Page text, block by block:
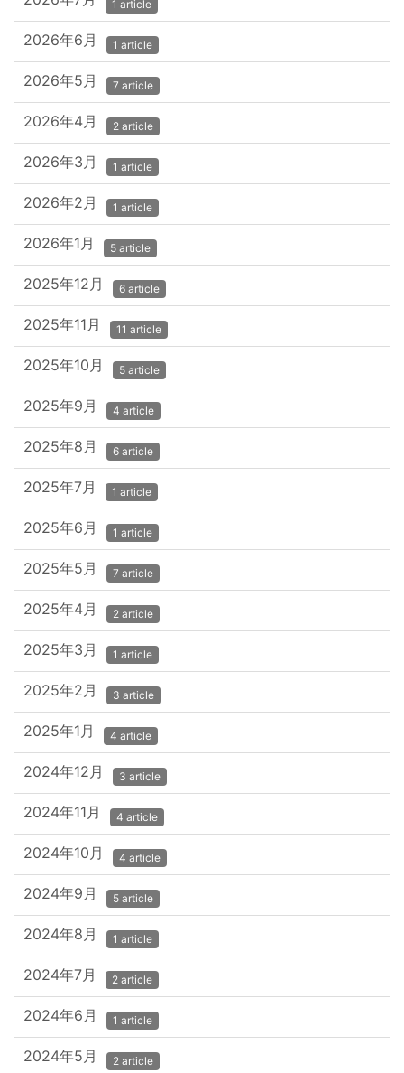
1 article
2026年6月 1 article
2026年5月 7 article
2026年4月 2 article
2026年3月 1 article
2026年2月 1 article
2026年1月 5 article
2025年12月 6 article
2025年11月 11 article
2025年10月 5 article
2025年9月 4 article
2025年8月 6 article
2025年7月 1 article
2025年6月 1 article
2025年5月 7 article
2025年4月 2 article
2025年3月 1 article
2025年2月 3 article
2025年1月 4 article
2024年12月 3 article
2024年11月 4 article
2024年10月 4 article
2024年9月 5 article
2024年8月 1 article
2024年7月 2 article
2024年6月 1 article
2024年5月 2 article